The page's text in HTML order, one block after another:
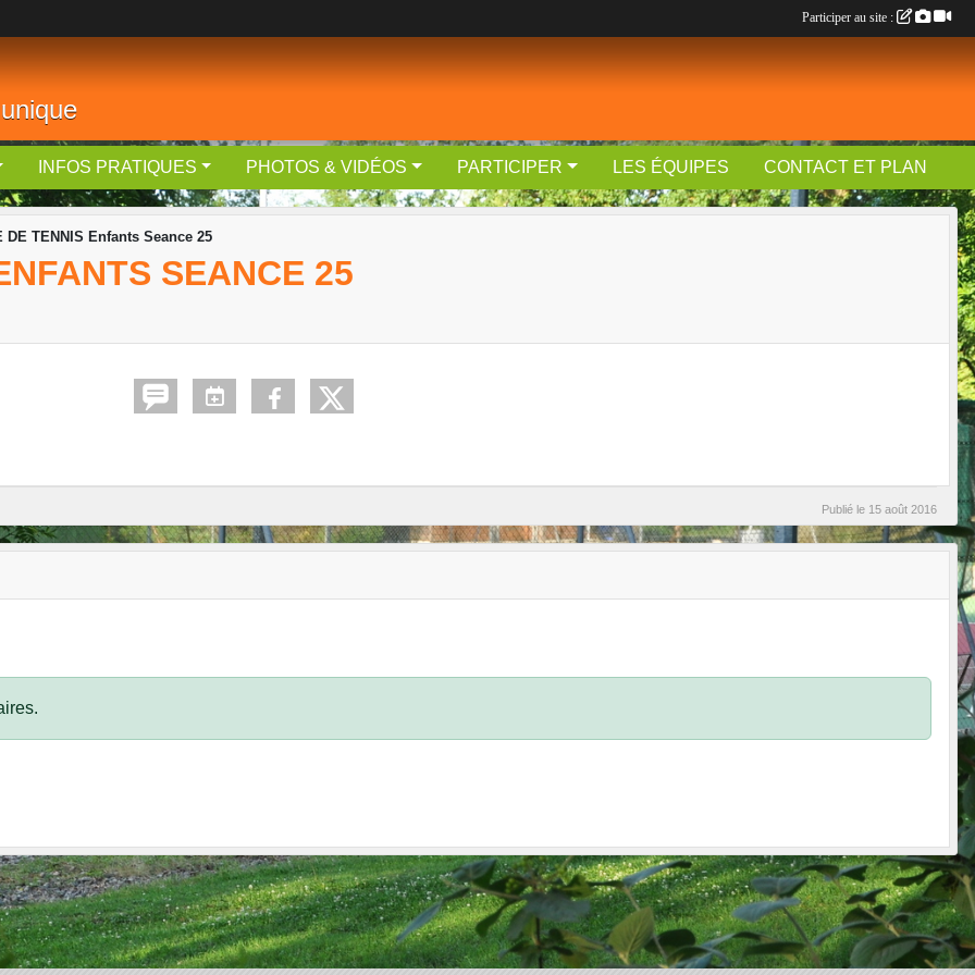
INFOS PRATIQUES PHOTOS & VIDÉOS PARTICIPER LES ÉQUIPES CONTACT ET PLAN
DE TENNIS Enfants Seance 25
SEANCE 25
Publié le 15 août 2016
Participer au site :